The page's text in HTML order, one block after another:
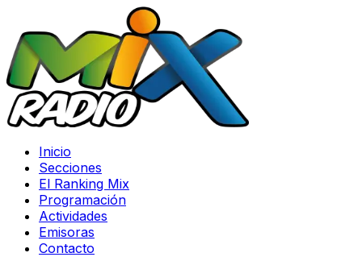
Inicio
Secciones
El Ranking Mix
Programación
Actividades
Emisoras
Contacto